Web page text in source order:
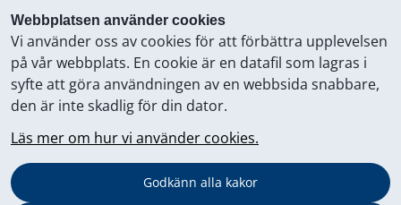
Webbplatsen använder cookies
Vi använder oss av cookies för att förbättra upplevelsen
på vår webbplats. En cookie är en datafil som lagras i
syfte att göra användningen av en webbsida snabbare,
den är inte skadlig för din dator.
Läs mer om hur vi använder cookies.
Godkänn alla kakor